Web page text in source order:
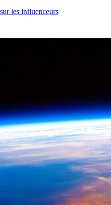
les influenceurs